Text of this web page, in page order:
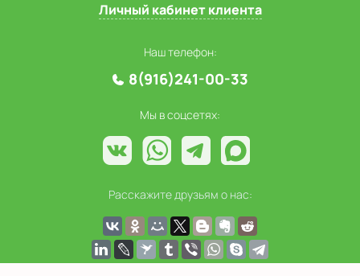
Личный кабинет клиента
Наш телефон:
8(916)241-00-33
Мы в соцсетях:
Расскажите друзьям о нас: